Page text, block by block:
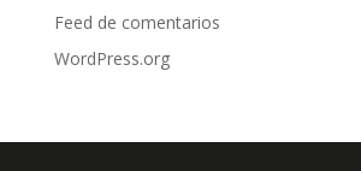
Feed de comentarios
WordPress.org